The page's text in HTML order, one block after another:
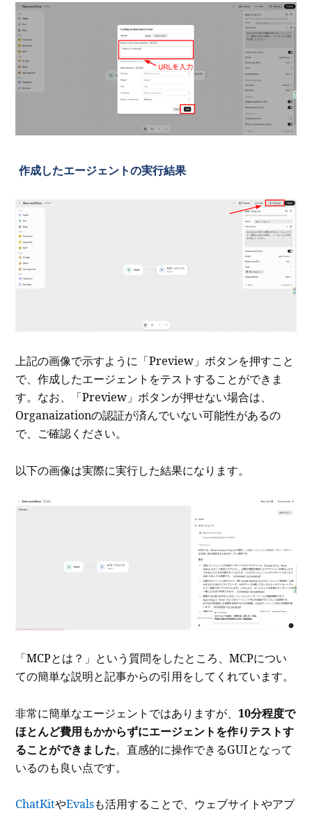
作成したエージェントの実行結果
上記の画像で示すように「Preview」ボタンを押すこと
で、作成したエージェントをテストすることができま
す。なお、「Preview」ボタンが押せない場合は、
Organaizationの認証が済んでいない可能性があるの
で、ご確認ください。
以下の画像は実際に実行した結果になります。
「MCPとは？」という質問をしたところ、MCPについ
ての簡単な説明と記事からの引用をしてくれています。
非常に簡単なエージェントではありますが、10分程度で
ほとんど費用もかからずにエージェントを作りテストす
ることができました。直感的に操作できるGUIとなって
いるのも良い点です。
ChatKitやEvalsも活用することで、ウェブサイトやアプ